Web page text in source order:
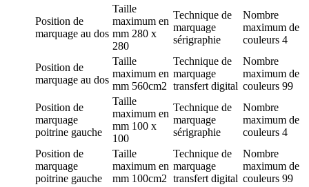
Position de
marquage au dos
Taille
maximum en
mm 280 x
280
Technique de
marquage
sérigraphie
Nombre
maximum de
couleurs 4
Position de
marquage au dos
Taille
maximum en
mm 560cm2
Technique de
marquage
transfert digital
Nombre
maximum de
couleurs 99
Position de
marquage
poitrine gauche
Taille
maximum en
mm 100 x
100
Technique de
marquage
sérigraphie
Nombre
maximum de
couleurs 4
Position de
marquage
poitrine gauche
Taille
maximum en
mm 100cm2
Technique de
marquage
transfert digital
Nombre
maximum de
couleurs 99